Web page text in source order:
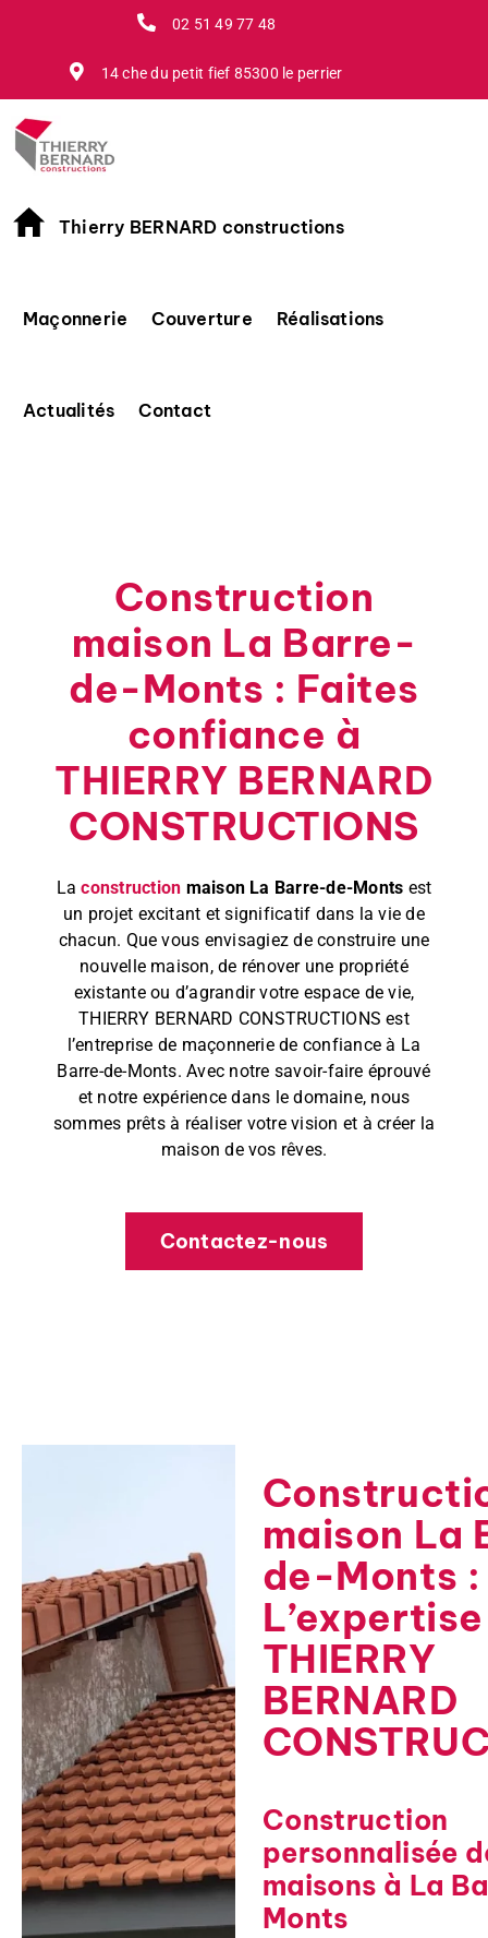
02 51 49 77 48
14 che du petit fief 85300 le perrier
Thierry BERNARD constructions
Maçonnerie Couverture Réalisations
Actualités Contact
Construction
maison La Barre-
de-Monts : Faites
confiance à
THIERRY BERNARD
CONSTRUCTIONS
Laconstruction maison La Barre-de-Monts est
un projet excitant et significatif dans la vie de
chacun. Que vous envisagiez de construire une
nouvelle maison, de rénover une propriété
existante ou d’agrandir votre espace de vie,
THIERRY BERNARD CONSTRUCTIONS est
l’entreprise de maçonnerie de confiance à La
Barre-de-Monts. Avec notre savoir-faire éprouvé
et notre expérience dans le domaine, nous
sommes prêts à réaliser votre vision et à créer la
maison de vos rêves.
Contactez-nous
maison La
de-Monts :
THIERRY
BERNARD
Construction
personnalisée
maisons à La
Monts